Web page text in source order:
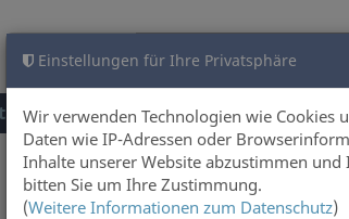
Einstellungen für Ihre Privatsphäre
Wir verwenden Technologien wie Cookies
Daten wie IP-Adressen oder
Inhalte unserer Website abzustimmen
bitten Sie um Ihre Zustimmung.
(Weitere Informationen zum Datenschutz)
Autoren Über uns